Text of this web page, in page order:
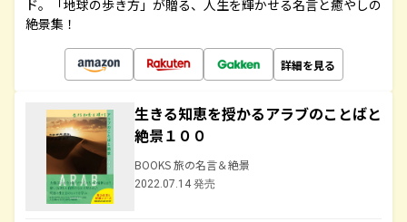
ド。「地球の歩き方」が贈る、人生を輝かせる名言と癒やしの
絶景集！
詳細を見る
生きる知恵を授かるアラブのことばと
絶景１００
BOOKS 旅の名言＆絶景
2022.07.14 発売